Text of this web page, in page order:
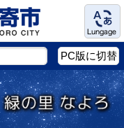
Language
PC版に切替